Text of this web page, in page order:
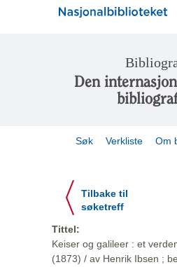
Den
Søk Verkliste Om
Tilbake til
søketreff
Tittel:
Keiser og galileer : et
(1873) / av Henrik Ibsen ;